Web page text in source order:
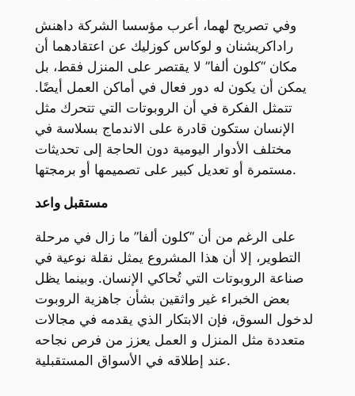
وفي تصريح لهما، أعرب مؤسسا الشركة داهنش
راداكريشنان و لوكاس كوزليك عن اعتقادهما أن
مكان “كلون ألفا” لا يقتصر على المنزل فقط، بل
يمكن أن يكون له دور فعال في أماكن العمل أيضًا.
تتمثل الفكرة في أن الروبوتات التي تتحرك مثل
الإنسان ستكون قادرة على الاندماج بسلاسة في
مختلف الأدوار اليومية دون الحاجة إلى تحديثات
مستمرة أو تعديل كبير على تصميمها أو برمجتها.
مستقبل واعد
على الرغم من أن “كلون ألفا” ما زال في مرحلة
التطوير، إلا أن هذا المشروع يمثل نقلة نوعية في
صناعة الروبوتات التي تُحاكي الإنسان. وبينما يظل
بعض الخبراء غير واثقين بشأن جاهزية الروبوت
لدخول السوق، فإن الابتكار الذي يقدمه في مجالات
متعددة مثل المنزل و العمل يعزز من فرص نجاحه
عند إطلاقه في الأسواق المستقبلية.